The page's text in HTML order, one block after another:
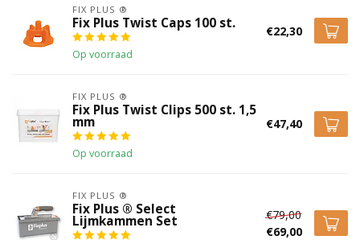
FIX PLUS ®
Fix Plus Twist Caps 100 st.
Op voorraad
€22,30
FIX PLUS ®
Fix Plus Twist Clips 500 st. 1,5
mm
Op voorraad
€47,40
FIX PLUS ®
Fix Plus ® Select
Lijmkammen Set
€79,00
€69,00